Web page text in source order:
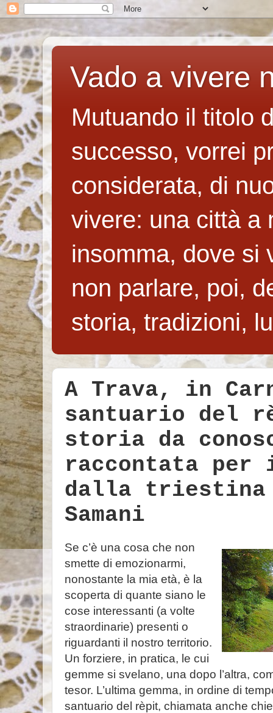
Vado a vivere
Mutuando il titolo
successo, vorrei
considerata, di
vivere: una città a
insomma, dove si
non parlare, poi,
storia, tradizioni,
A Trava, in
santuario del
storia da
raccontata per
dalla triestina
Samani
Se c’è una cosa che non
smette di emozionarmi,
nonostante la mia età, è la
scoperta di quante siano le
cose interessanti (a volte
straordinarie) presenti o
riguardanti il nostro territorio.
Un forziere, in pratica, le cui
gemme si svelano, una dopo l’altra,
tesor. L’ultima gemma, in ordine di
santuario del rèpit, chiamata anche